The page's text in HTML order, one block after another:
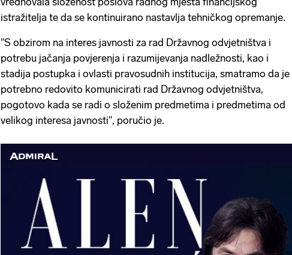
istražitelja te da se kontinuirano nastavlja tehničkog opremanje.
"S obzirom na interes javnosti za rad Državnog odvjetništva i
potrebu jačanja povjerenja i razumijevanja nadležnosti, kao i
stadija postupka i ovlasti pravosudnih institucija, smatramo da je
potrebno redovito komunicirati rad Državnog odvjetništva,
pogotovo kada se radi o složenim predmetima i predmetima od
velikog interesa javnosti", poručio je.